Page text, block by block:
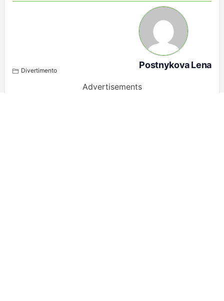
Divertimento
Postnykova Lena
Advertisements